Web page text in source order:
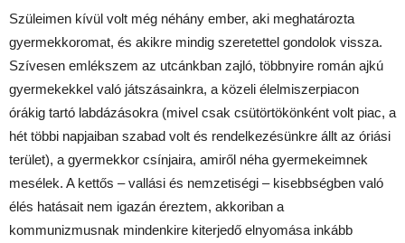
Szüleimen kívül volt még néhány ember, aki meghatározta
gyermekkoromat, és akikre mindig szeretettel gondolok vissza.
Szívesen emlékszem az utcánkban zajló, többnyire román ajkú
gyermekekkel való játszásainkra, a közeli élelmiszerpiacon
órákig tartó labdázásokra (mivel csak csütörtökönként volt piac, a
hét többi napjaiban szabad volt és rendelkezésünkre állt az óriási
terület), a gyermekkor csínjaira, amiről néha gyermekeimnek
mesélek. A kettős – vallási és nemzetiségi – kisebbségben való
élés hatásait nem igazán éreztem, akkoriban a
kommunizmusnak mindenkire kiterjedő elnyomása inkább